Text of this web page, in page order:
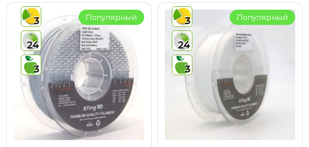
3
24
3
Популярный
3
24
3
Популярный